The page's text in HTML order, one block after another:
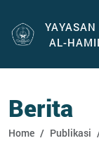
AL-
Berita
Home Publikasi